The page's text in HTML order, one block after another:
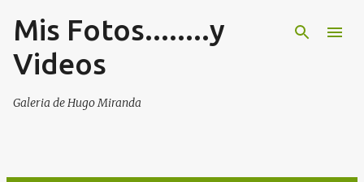
Mis Fotos........y
Videos
Galeria de Hugo Miranda